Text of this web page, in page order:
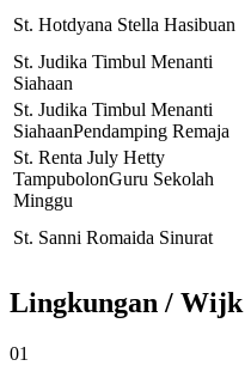
St. Hotdyana Stella Hasibuan
St. Judika Timbul Menanti
Siahaan
St. Judika Timbul Menanti
SiahaanPendamping Remaja
St. Renta July Hetty
TampubolonGuru Sekolah
Minggu
St. Sanni Romaida Sinurat
Lingkungan / Wijk
01